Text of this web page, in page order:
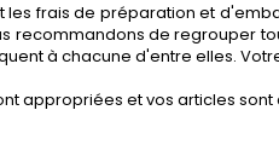
les frais de préparation et
recommandons de regrouper
à chacune d'entre elles.
appropriées et vos articles